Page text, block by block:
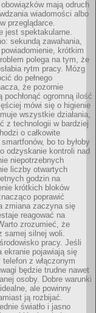
mają odruch
wiadomości albo
przeglądarce.
jest spektakularne.
sekundą zawahania,
krótkim
polega na tym, że
rytm pracy. Mózg
do pełnego
że pozornie
pochłonąć ogromną ilość
mówi się o higienie
wszystkie działania,
z technologii w bardziej
o całkowite
bo to byłoby
odzyskanie kontroli nad
niepotrzebnych
liczby otwartych
godzin na
krótkich bloków
poprawić
zmiana zaczyna się
reagować na
zrozumieć, że
samej silnej woli.
pracy. Jeśli
ekranie pojawiają się
z włączonym
będzie trudne nawet
osoby. Dobre warunki
ale powinny
ją rozbijać.
światło i jasno